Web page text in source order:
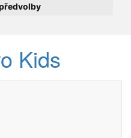
Kids